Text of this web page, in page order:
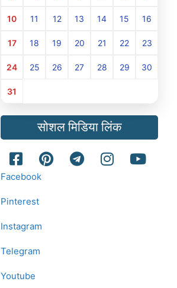
10 11 12 13 14 15 16
17 18 19 20 21 22 23
24 25 26 27 28 29 30
31
सोशल मिडिया लिंक
Facebook
Pinterest
Instagram
Telegram
Youtube